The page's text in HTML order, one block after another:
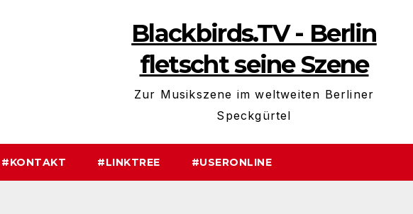
Blackbirds.TV - Berlin
fletscht seine Szene
Zur Musikszene im weltweiten Berliner
Speckgürtel
#KONTAKT #LINKTREE #USERONLINE